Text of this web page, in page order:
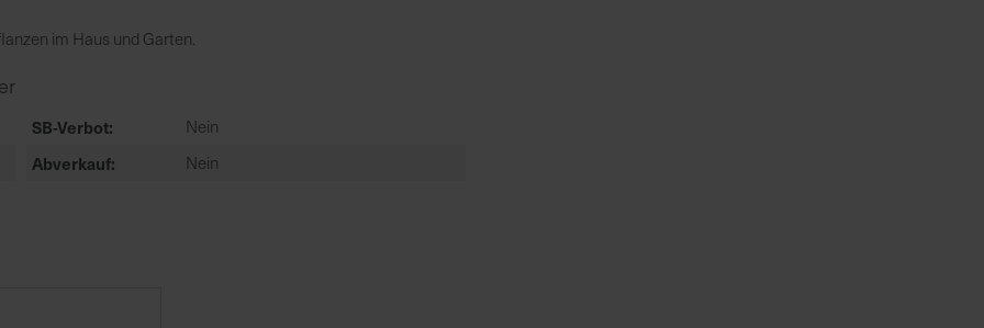
im Haus und Garten.
SB-Verbot Nein
Abverkauf Nein